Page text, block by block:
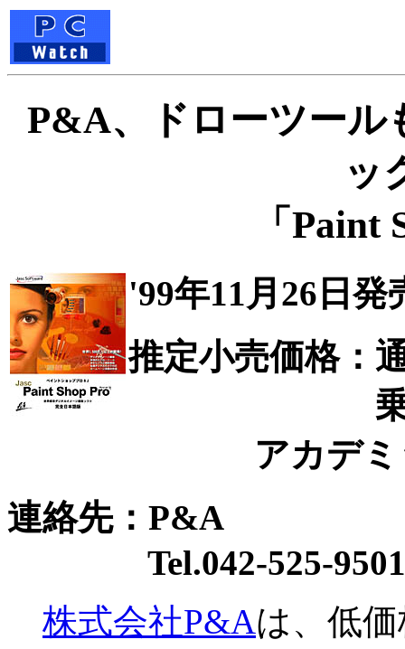
P&A、ドローツール
ッ
「Paint
'99年11月26日発
推定小売価格：
乗換版
アカデミック
連絡先：P&A
Tel.042-525-9501
株式会社P&Aは、低